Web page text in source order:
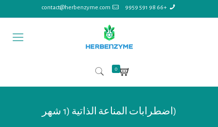
+66 98 591 9959
contact@herbenzyme.com
0
(اضطرابات المناعة الذاتية (1 شهر